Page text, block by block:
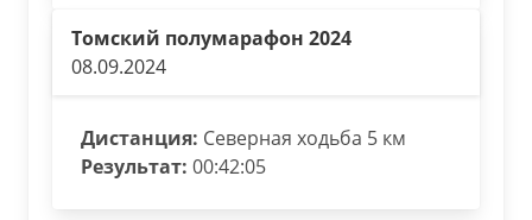
Томский полумарафон 2024
08.09.2024
Дистанция: Северная ходьба 5 км
Результат: 00:42:05